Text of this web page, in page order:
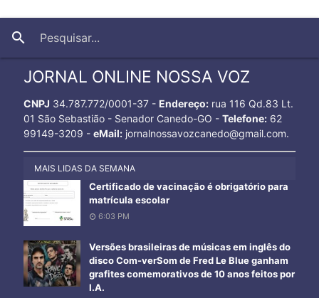
search
JORNAL ONLINE NOSSA VOZ
CNPJ 34.787.772/0001-37 - Endereço:rua 116 Qd.83 Lt.
01 São Sebastião - Senador Canedo-GO - Telefone:62
99149-3209 - eMail:jornalnossavozcanedo@gmail.com.
MAIS LIDAS DA SEMANA
Certificado de vacinação é obrigatório para
matrícula escolar
6:03 PM
Versões brasileiras de músicas em inglês do
disco Com-verSom de Fred Le Blue ganham
grafites comemorativos de 10 anos feitos por
I.A.